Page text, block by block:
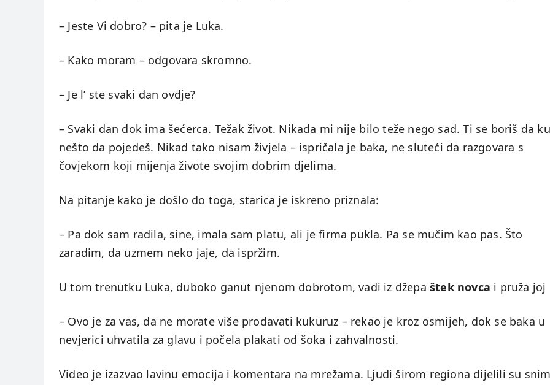
– Jeste Vi dobro? – pita je Luka.
– Kako moram – odgovara skromno.
– Je l’ ste svaki dan ovdje?
– Svaki dan dok ima šećerca. Težak život. Nikada mi nije bilo teže nego sad. Ti se boriš da
nešto da pojedeš. Nikad tako nisam živjela – ispričala je baka, ne sluteći da razgovara s
čovjekom koji mijenja živote svojim dobrim djelima.
Na pitanje kako je došlo do toga, starica je iskreno priznala:
– Pa dok sam radila, sine, imala sam platu, ali je firma pukla. Pa se mučim kao pas. Što
zaradim, da uzmem neko jaje, da ispržim.
U tom trenutku Luka, duboko ganut njenom dobrotom, vadi iz džepa štek novca i pruža joj
– Ovo je za vas, da ne morate više prodavati kukuruz – rekao je kroz osmijeh, dok se baka u
nevjerici uhvatila za glavu i počela plakati od šoka i zahvalnosti.
Video je izazvao lavinu emocija i komentara na mrežama. Ljudi širom regiona dijelili su